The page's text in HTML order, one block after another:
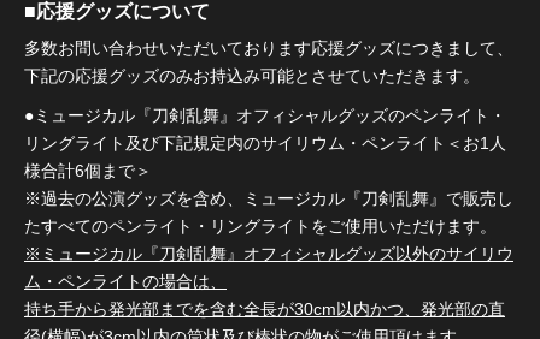
■応援グッズについて
多数お問い合わせいただいております応援グッズにつきまして、
下記の応援グッズのみお持込み可能とさせていただきます。
●ミュージカル『刀剣乱舞』オフィシャルグッズのペンライト・
リングライト及び下記規定内のサイリウム・ペンライト＜お1人
様合計6個まで＞
※過去の公演グッズを含め、ミュージカル『刀剣乱舞』で販売し
たすべてのペンライト・リングライトをご使用いただけます。
※ミュージカル『刀剣乱舞』オフィシャルグッズ以外のサイリウ
ム・ペンライトの場合は、
持ち手から発光部までを含む全長が30cm以内かつ、発光部の直